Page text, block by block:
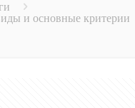
и основные критерии